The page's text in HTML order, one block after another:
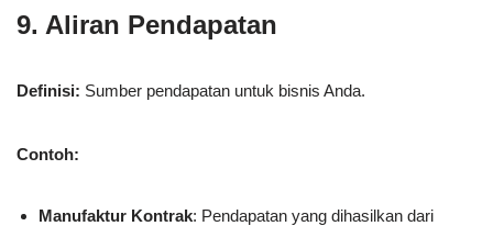
9. Aliran Pendapatan
Definisi: Sumber pendapatan untuk bisnis Anda.
Contoh:
Manufaktur Kontrak: Pendapatan yang dihasilkan dari